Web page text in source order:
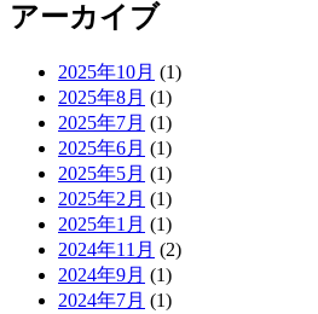
アーカイブ
2025年10月 (1)
2025年8月 (1)
2025年7月 (1)
2025年6月 (1)
2025年5月 (1)
2025年2月 (1)
2025年1月 (1)
2024年11月 (2)
2024年9月 (1)
2024年7月 (1)